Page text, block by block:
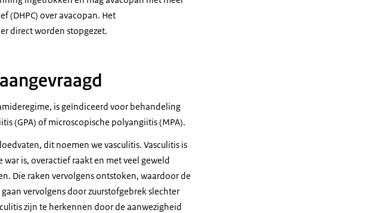
(DHPC) over avacopan. Het
direct worden stopgezet.
is geïndiceerd voor behandeling
(GPA) of microscopische polyangiitis (MPA).
dit noemen we vasculitis. Vasculitis is
is, overactief raakt en met veel geweld
Die raken vervolgens ontstoken, waardoor de
vervolgens door zuurstofgebrek slechter
zijn te herkennen door de aanwezigheid